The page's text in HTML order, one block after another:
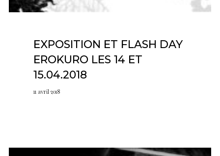
EXPOSITION ET FLASH DAY
EROKURO LES 14 ET
15.04.2018
11 avril 2018